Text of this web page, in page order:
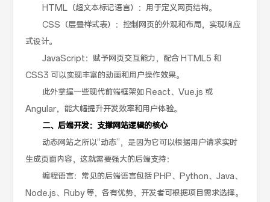
HTML（超文本标记语言）：用于定义网页结构。
CSS（层叠样式表）：控制网页的外观和布局，实现响应
式设计。
JavaScript：赋予网页交互能力，配合 HTML5 和
CSS3 可以实现丰富的动画和用户操作效果。
此外掌握一些现代前端框架如 React、Vue.js 或
Angular，能大幅提升开发效率和用户体验。
二、后端开发：支撑网站逻辑的核心
动态网站之所以“动态”，是因为它可以根据用户请求实时
生成页面内容，这就需要强大的后端支持：
编程语言：常见的后端语言包括 PHP、Python、Java、
Node.js、Ruby 等，各有优势，开发者可根据项目需求选择。